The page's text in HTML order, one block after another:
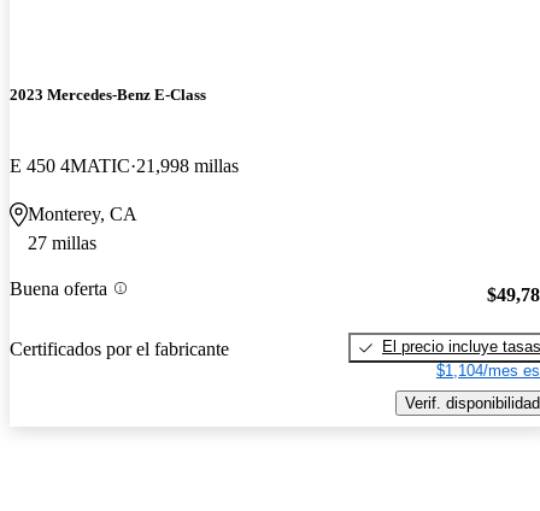
2023 Mercedes-Benz E-Class
E 450 4MATIC 21,998 millas
Monterey, CA
27 millas
Buena oferta
Certificados por el fabricante
El precio incluye tasas
$1,104/mes
Verif. disponibilidad